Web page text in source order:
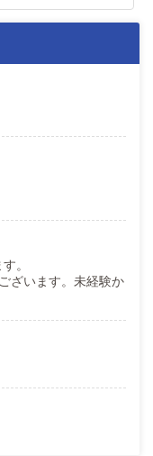
。
ざいます。未経験か